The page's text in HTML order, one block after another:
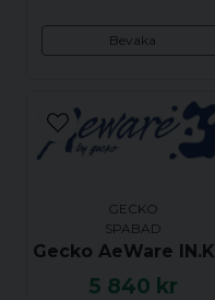
Bevaka
GECKO
SPABAD
5 840 kr
Hjälpmedel: in.k120
in.yj-3-V3-systemet
enfas
att du kan placera
krets och några på
belastningen. Om du
bruksanvisningen
beställning.